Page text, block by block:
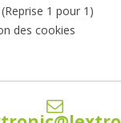
(Reprise 1 pour 1)
des cookies